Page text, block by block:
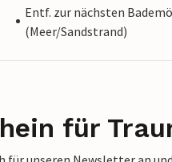
Entf. zur nächsten
(Meer/Sandstrand)
für